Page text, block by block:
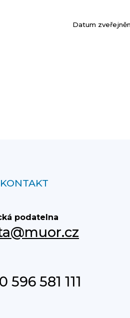
Datum
podatelna
596 581 111